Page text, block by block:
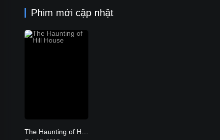
Phim mới cập nhật
8.1